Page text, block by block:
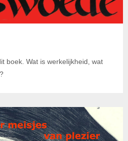
boek. Wat is werkelijkheid, wat